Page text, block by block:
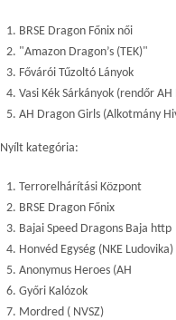
BRSE Dragon Főnix női
"Amazon Dragon’s (TEK)"
Fővárói Tűzoltó Lányok
Vasi Kék Sárkányok (rendőr
AH Dragon Girls (Alkotmány
Nyílt kategória:
Terrorelhárítási Központ
BRSE Dragon Főnix
Bajai Speed Dragons Baja http
Honvéd Egység (NKE Ludovika)
Anonymus Heroes (AH
Győri Kalózok
Mordred ( NVSZ)